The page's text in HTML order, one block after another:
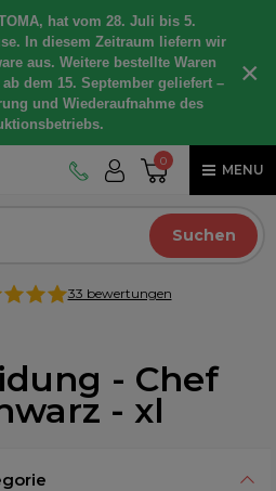
hat vom 28. Juli bis 5.
In diesem Zeitraum liefern wir
aus. Weitere bestellte Waren
dem 15. September geliefert –
und Wiederaufnahme des
×
0
MENU
Suchen
33 bewertungen
- Chef
- xl